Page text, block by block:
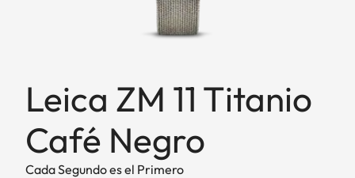
Leica ZM 11 Titanio
Café Negro
Cada Segundo es el Primero